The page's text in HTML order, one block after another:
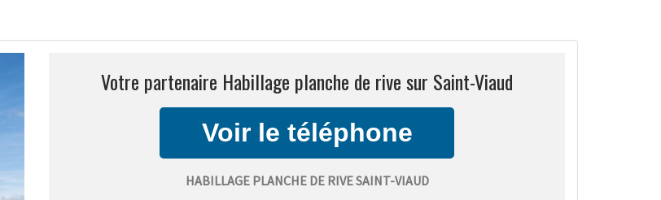
Votre partenaire Habillage planche de rive sur Saint-Viaud
HABILLAGE PLANCHE DE RIVE SAINT-VIAUD